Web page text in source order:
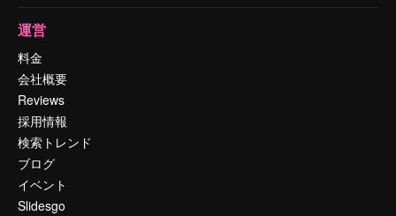
運営
料金
会社概要
Reviews
採用情報
検索トレンド
ブログ
イベント
Slidesgo